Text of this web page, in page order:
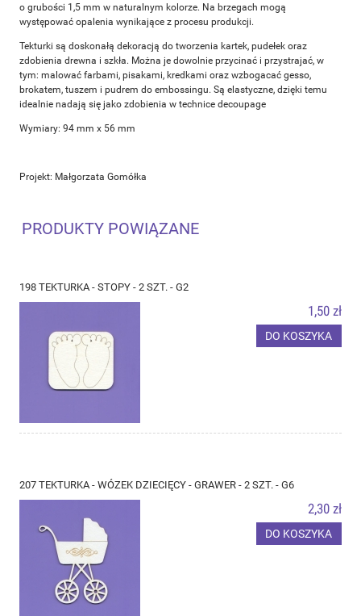
o grubości 1,5 mm w naturalnym kolorze. Na brzegach mogą
występować opalenia wynikające z procesu produkcji.
Tekturki są doskonałą dekoracją do tworzenia kartek, pudełek oraz
zdobienia drewna i szkła. Można je dowolnie przycinać i przystrajać, w
tym: malować farbami, pisakami, kredkami oraz wzbogacać gesso,
brokatem, tuszem i pudrem do embossingu. Są elastyczne, dzięki temu
idealnie nadają się jako zdobienia w technice decoupage
Wymiary: 94 mm x 56 mm
Projekt: Małgorzata Gomółka
PRODUKTY POWIĄZANE
198 TEKTURKA - STOPY - 2 SZT. - G2
1,50 zł
DO KOSZYKA
207 TEKTURKA - WÓZEK DZIECIĘCY - GRAWER - 2 SZT. - G6
2,30 zł
DO KOSZYKA